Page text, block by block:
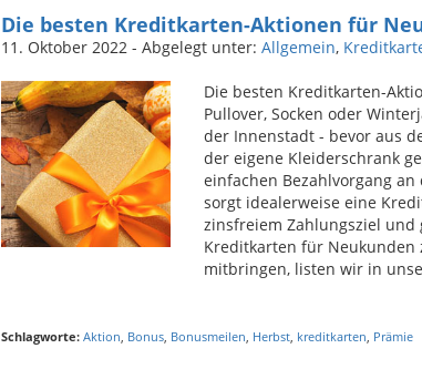
Die besten Kreditkarten-Aktionen für
11. Oktober 2022 - Abgelegt unter: Allgemein,
Die besten Kreditkarten-
Pullover, Socken oder
der Innenstadt - bevor aus
der eigene Kleiderschrank
einfachen Bezahlvorgang
sorgt idealerweise eine
zinsfreiem Zahlungsziel und
Kreditkarten für Neukunden
mitbringen, listen wir in
Schlagworte: Aktion Bonus Bonusmeilen Herbst kreditkarten Prämie